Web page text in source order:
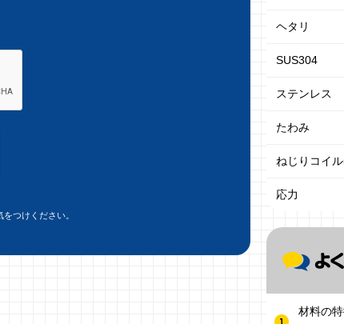
つけください。
ヘタリ
SUS304
ステンレス
たわみ
ねじりコイ
応力
材料の